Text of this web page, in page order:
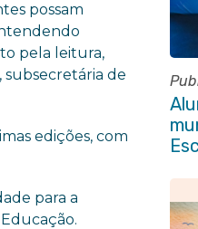
possam
pela leitura,
subsecretária de
edições, com
para a